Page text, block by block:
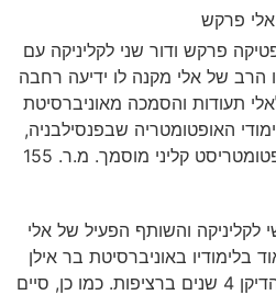
פרקש ודור שני לקליניקה עם
נסיונו הרב של אלי מקנה לו ידיעה רחבה
תעודות והסמכה מאוניברסיטת
האופטומטריה שבפנסילבניה,
קליני מוסמך. מ.ר. 155
לקליניקה והשותף הפעיל של אלי
בלימודיו באוניברסיטת בר אילן
וקיבל את תעודות הרקטור והדיקן 4 שנים ברציפות. כמו כן, סיים